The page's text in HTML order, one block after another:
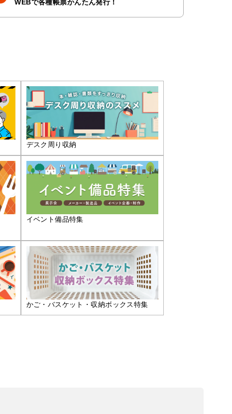
WEBで各種帳票かんたん発行！
デスク周り収納
イベント備品特集
かご・バスケット・収納ボックス特集